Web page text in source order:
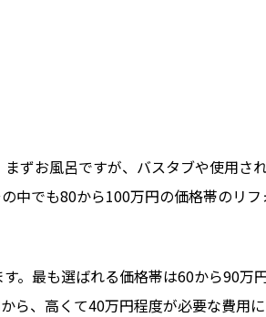
ずお風呂ですが、バスタブや使用さ
中でも80から100万円の価格帯のリ
。最も選ばれる価格帯は60から90万
ら、高くて40万円程度が必要な費用